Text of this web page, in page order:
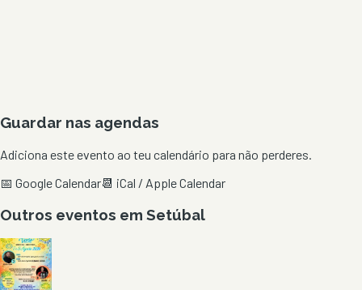
Guardar nas agendas
Adiciona este evento ao teu calendário para não perderes.
📅 Google Calendar📆 iCal / Apple Calendar
Outros eventos em Setúbal